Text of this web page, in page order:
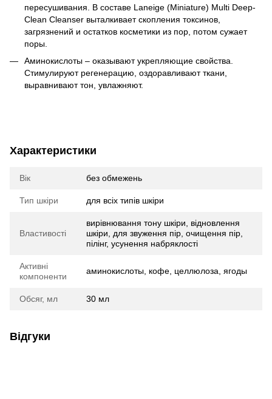
пересушивания. В составе Laneige (Miniature) Multi Deep-
Clean Cleanser выталкивает скопления токсинов,
загрязнений и остатков косметики из пор, потом сужает
поры.
Аминокислоты – оказывают укрепляющие свойства.
Стимулируют регенерацию, оздоравливают ткани,
выравнивают тон, увлажняют.
Характеристики
Вік без обмежень
Тип шкіри для всіх типів шкіри
Властивості
вирівнювання тону шкіри, відновлення
шкіри, для звуження пір, очищення пір,
пілінг, усунення набряклості
Активні
компоненти
аминокислоты, кофе, целлюлоза, ягоды
Обсяг, мл 30 мл
Відгуки